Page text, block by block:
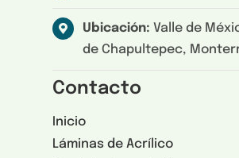
Ubicación: Valle de
de Chapultepec,
Contacto
Inicio
Láminas de Acrílico